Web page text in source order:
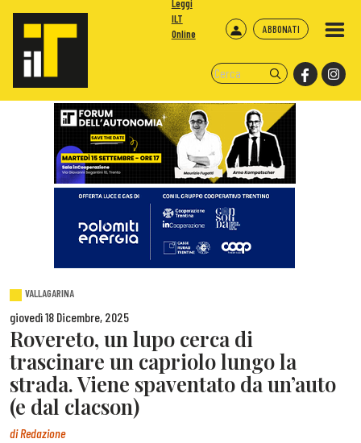
ABBONATI
Leggi
ILT
Online
VALLAGARINA
giovedì 18 Dicembre, 2025
Rovereto, un lupo cerca di
trascinare un capriolo lungo la
strada. Viene spaventato da un’auto
(e dal clacson)
diRedazione